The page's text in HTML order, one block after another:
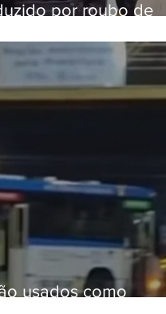
por roubo de
usados como